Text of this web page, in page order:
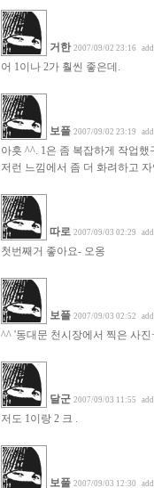
거한 2007/09/02 23:16
어 1이나 2가 훨씬 좋은데.
보풀 2007/09/02 23:19
아흣 ^^. 1은 좀 복잡하게 작업
저런 느낌에서 좀 더 화려하고
따로 2007/09/03 02:29
첫번째거 좋아요- 오옹
보풀 2007/09/03 02:52
^^ '동대문 천시장에서 찍은 사
달군 2007/09/03 11:55
저도 1이랑 2 크 .
보풀 2007/09/03 12:30